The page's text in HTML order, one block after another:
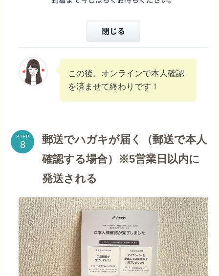
この後、オンラインで本人確認
を済ませて終わりです！
STEP
郵送でハガキが届く（郵送で本人
確認する場合）※5営業日以内に
発送される